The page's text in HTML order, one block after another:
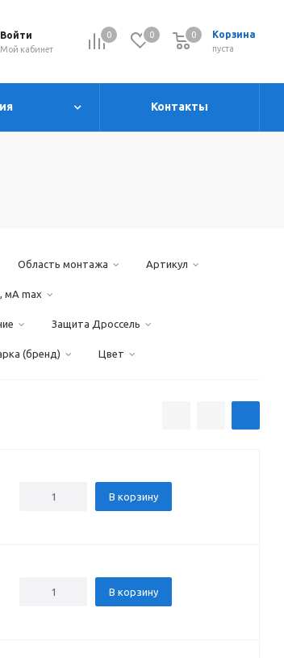
0 0 Корзина
0
пуста
0
Войти
Мой кабинет
Контакты
Область монтажа Артикул
мА max
Защита Дроссель
(бренд) Цвет
В корзину
В корзину